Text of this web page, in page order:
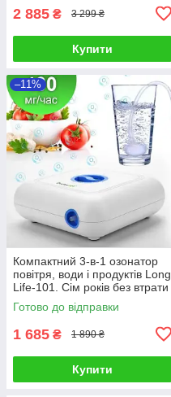
2 885 ₴ 3 299 ₴
Купити
–11%
Компактний 3-в-1 озонатор
повітря, води і продуктів Long
Life-101. Сім років без втрати
потужності!
Готово до відправки
1 685 ₴ 1 890 ₴
Купити